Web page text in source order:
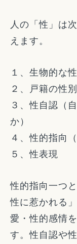
人の「性」は
えます。
１、生物的な
２、戸籍の性別
３、性自認（
か）
４、性的指向
５、性表現
性的指向一つ
性に惹かれる
愛・性的感情
す。性自認や